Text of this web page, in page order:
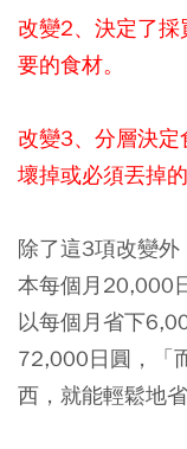
改變2、決定了
要的食材。
改變3、分層決
壞掉或必須丟掉的
除了這3項改變
本每個月20,000
以每個月省下
72,000日圓，「
西，就能輕鬆地